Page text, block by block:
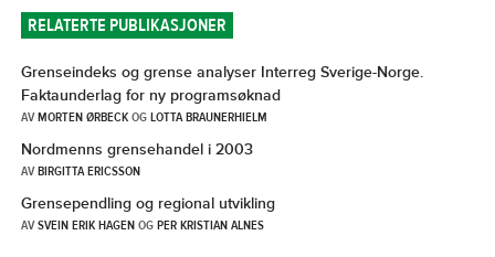
RELATERTE PUBLIKASJONER
Grenseindeks og grense analyser Interreg Sverige-Norge.
Faktaunderlag for ny programsøknad
AVMORTEN ØRBECKOGLOTTA BRAUNERHIELM
Nordmenns grensehandel i 2003
AVBIRGITTA ERICSSON
Grensependling og regional utvikling
AVSVEIN ERIK HAGENOGPER KRISTIAN ALNES